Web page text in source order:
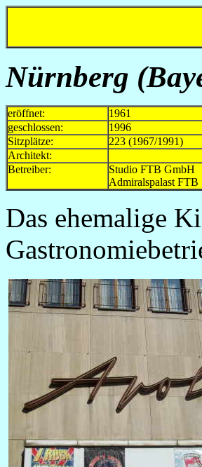
Nürnberg
eröffnet:
1961
geschlossen:
1996
Sitzplätze:
223 (1967/1991)
Architekt:
Betreiber:
Studio FTB
Admiralspalast
Das ehemalige